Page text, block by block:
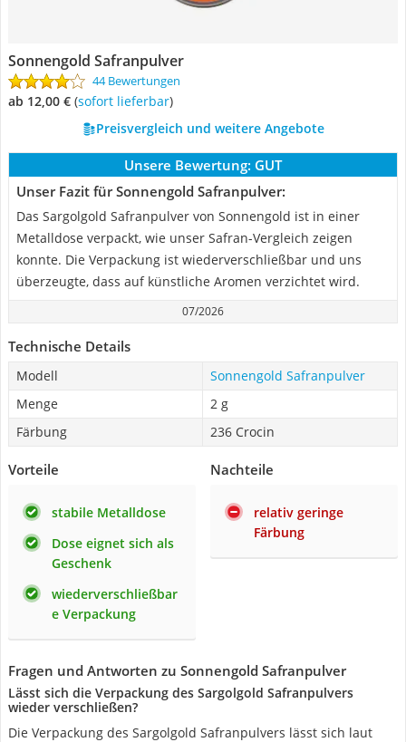
Sonnengold Safranpulver
44 Bewertungen
ab 12,00 € ( Sofort lieferbar)
Preisvergleich und weitere Angebote
Unsere Bewertung: GUT
Unser Fazit für Sonnengold Safranpulver:
Das Sargolgold Safranpulver von Sonnengold ist in einer
Metalldose verpackt, wie unser Safran-Vergleich zeigen
konnte. Die Verpackung ist wiederverschließbar und uns
überzeugte, dass auf künstliche Aromen verzichtet wird.
07/2026
Technische Details
Modell
Sonnengold Safranpulver
Menge
2 g
Färbung
236 Crocin
Vorteile
stabile Metalldose
Dose eignet sich als
Geschenk
wiederverschließbar
e Verpackung
Nachteile
relativ geringe
Färbung
Fragen und Antworten zu Sonnengold Safranpulver
Lässt sich die Verpackung des Sargolgold Safranpulvers
wieder verschließen?
Die Verpackung des Sargolgold Safranpulvers lässt sich laut